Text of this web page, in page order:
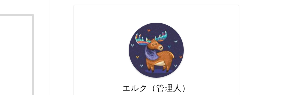
エルク（管理人）